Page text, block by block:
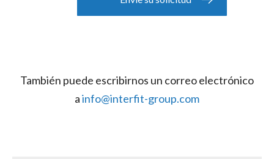
También puede escribirnos un correo electrónico
ainfo@interfit-group.com